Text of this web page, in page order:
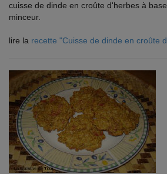
cuisse de dinde en croûte d'herbes à
minceur.
lire la recette "Cuisse de dinde en croûte